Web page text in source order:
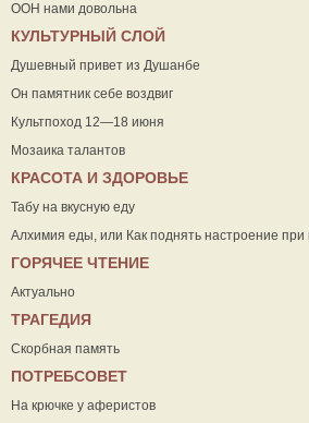
ООН нами довольна
КУЛЬТУРНЫЙ СЛОЙ
Душевный привет из Душанбе
Он памятник себе воздвиг
Культпоход 12—18 июня
Мозаика талантов
КРАСОТА И ЗДОРОВЬЕ
Табу на вкусную еду
Алхимия еды, или Как поднять настроение
ГОРЯЧЕЕ ЧТЕНИЕ
Актуально
ТРАГЕДИЯ
Скорбная память
ПОТРЕБСОВЕТ
На крючке у аферистов